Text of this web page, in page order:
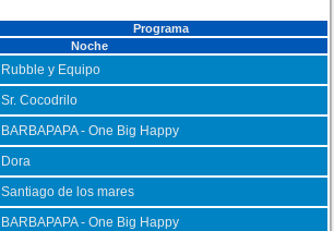
Programa
Noche
Rubble y Equipo
Sr. Cocodrilo
BARBAPAPA - One Big Happy
Dora
Santiago de los mares
BARBAPAPA - One Big Happy